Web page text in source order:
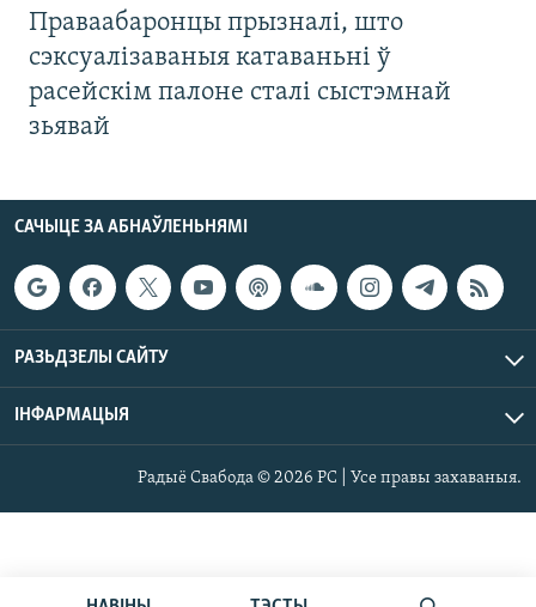
Праваабаронцы прызналі, што
сэксуалізаваныя катаваньні ў
расейскім палоне сталі сыстэмнай
зьявай
САЧЫЦЕ ЗА АБНАЎЛЕНЬНЯМІ
РАЗЬДЗЕЛЫ САЙТУ
ІНФАРМАЦЫЯ
Радыё Свабода © 2026 РС | Усе правы захаваныя.